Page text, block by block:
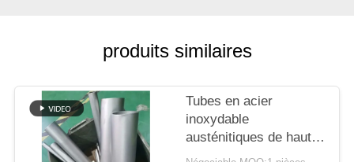
PRIVACY
POLICY
produits similaires
Tubes en acier
inoxydable
austénitiques de haute
durabilité (EN 10217-7